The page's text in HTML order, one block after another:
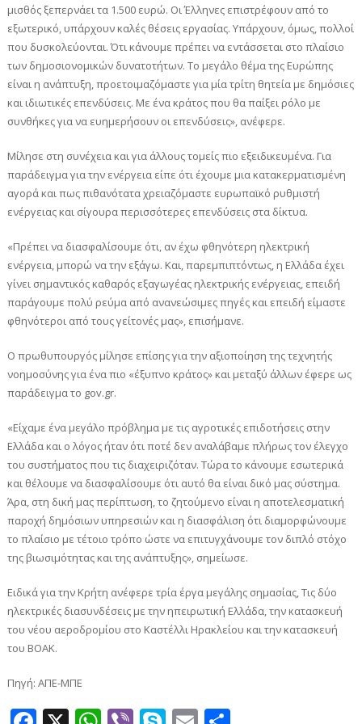
μισθός ξεπερνάει τα 1.500 ευρώ. Οι Έλληνες επιστρέφουν από το
εξωτερικό, υπάρχουν καλές θέσεις εργασίας. Υπάρχουν, όμως, πολλοί
που δυσκολεύονται. Ότι κάνουμε πρέπει να εντάσσεται στο πλαίσιο
των δημοσιονομικών δυνατοτήτων. Το μεγάλο θέμα της Ευρώπης
είναι η ανάπτυξη, προετοιμαζόμαστε για μία τρίτη θητεία με δημόσιες
και ιδιωτικές επενδύσεις. Με ένα κράτος που θα παίξει ρόλο με
συνθήκες για να ευημερήσουν οι επενδύσεις», ανέφερε.
Μίλησε στη συνέχεια και για άλλους τομείς πιο εξειδικευμένα. Για
παράδειγμα για την ενέργεια είπε ότι έχουμε μια κατακερματισμένη
αγορά και πως πιθανότατα χρειαζόμαστε ευρωπαϊκό ρυθμιστή
ενέργειας και σίγουρα περισσότερες επενδύσεις στα δίκτυα.
«Πρέπει να διασφαλίσουμε ότι, αν έχω φθηνότερη ηλεκτρική
ενέργεια, μπορώ να την εξάγω. Και, παρεμπιπτόντως, η Ελλάδα έχει
γίνει σημαντικός καθαρός εξαγωγέας ηλεκτρικής ενέργειας, επειδή
παράγουμε πολύ ρεύμα από ανανεώσιμες πηγές και επειδή είμαστε
φθηνότεροι από τους γείτονές μας», επισήμανε.
Ο πρωθυπουργός μίλησε επίσης για την αξιοποίηση της τεχνητής
νοημοσύνης για ένα πιο «έξυπνο κράτος» και μεταξύ άλλων έφερε ως
παράδειγμα το gov.gr.
«Είχαμε ένα μεγάλο πρόβλημα με τις αγροτικές επιδοτήσεις στην
Ελλάδα και ο λόγος ήταν ότι ποτέ δεν αναλάβαμε πλήρως τον έλεγχο
του συστήματος που τις διαχειριζόταν. Τώρα το κάνουμε εσωτερικά
και θέλουμε να διασφαλίσουμε ότι αυτό θα είναι δικό μας σύστημα.
Άρα, στη δική μας περίπτωση, το ζητούμενο είναι η αποτελεσματική
παροχή δημόσιων υπηρεσιών και η διασφάλιση ότι διαμορφώνουμε
το πλαίσιο με τέτοιο τρόπο ώστε να επιτυγχάνουμε τον διπλό στόχο
της βιωσιμότητας και της ανάπτυξης», σημείωσε.
Ειδικά για την Κρήτη ανέφερε τρία έργα μεγάλης σημασίας, Τις δύο
ηλεκτρικές διασυνδέσεις με την ηπειρωτική Ελλάδα, την κατασκευή
του νέου αεροδρομίου στο Καστέλλι Ηρακλείου και την κατασκευή
του ΒΟΑΚ.
Πηγή: ΑΠΕ-ΜΠΕ